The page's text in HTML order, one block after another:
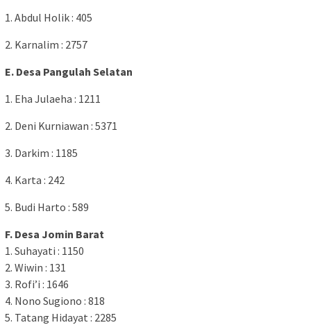
1. Abdul Holik : 405
2. Karnalim : 2757
E. Desa Pangulah Selatan
1. Eha Julaeha : 1211
2. Deni Kurniawan : 5371
3. Darkim : 1185
4. Karta : 242
5. Budi Harto : 589
F. Desa Jomin Barat
1. Suhayati : 1150
2. Wiwin : 131
3. Rofi’i : 1646
4. Nono Sugiono : 818
5. Tatang Hidayat : 2285